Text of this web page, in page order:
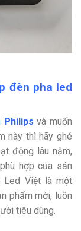
đèn pha led
Philips và muốn
này thì hãy ghé
động lâu năm,
hợp của sản
Led Việt là một
phẩm mới, luôn
tiêu dùng.